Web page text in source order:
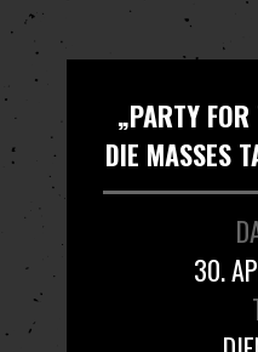
„PARTY
DIE MASSES
30.